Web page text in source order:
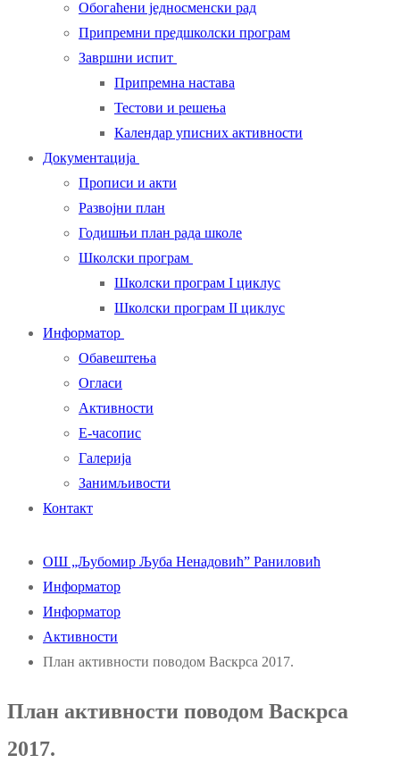
Обогаћени једносменски рад
Припремни предшколски програм
Завршни испит
Припремна настава
Тестови и решења
Календар уписних активности
Документација
Прописи и акти
Развојни план
Годишњи план рада школе
Школски програм
Школски програм I циклус
Школски програм II циклус
Информатор
Обавештења
Огласи
Активности
Е-часопис
Галерија
Занимљивости
Контакт
ОШ „Љубомир Љуба Ненадовић” Раниловић
Информатор
Информатор
Активности
План активности поводом Васкрса 2017.
План активности поводом Васкрса
2017.